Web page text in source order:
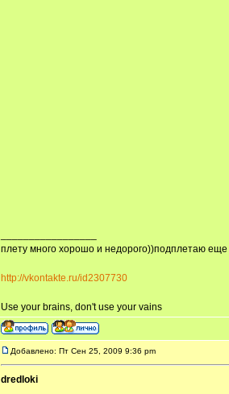
плету много хорошо и недорого))подплетаю
http://vkontakte.ru/id2307730
Use your brains, don't use your vains
Добавлено: Пт Сен 25, 2009 9:36 pm
dredloki